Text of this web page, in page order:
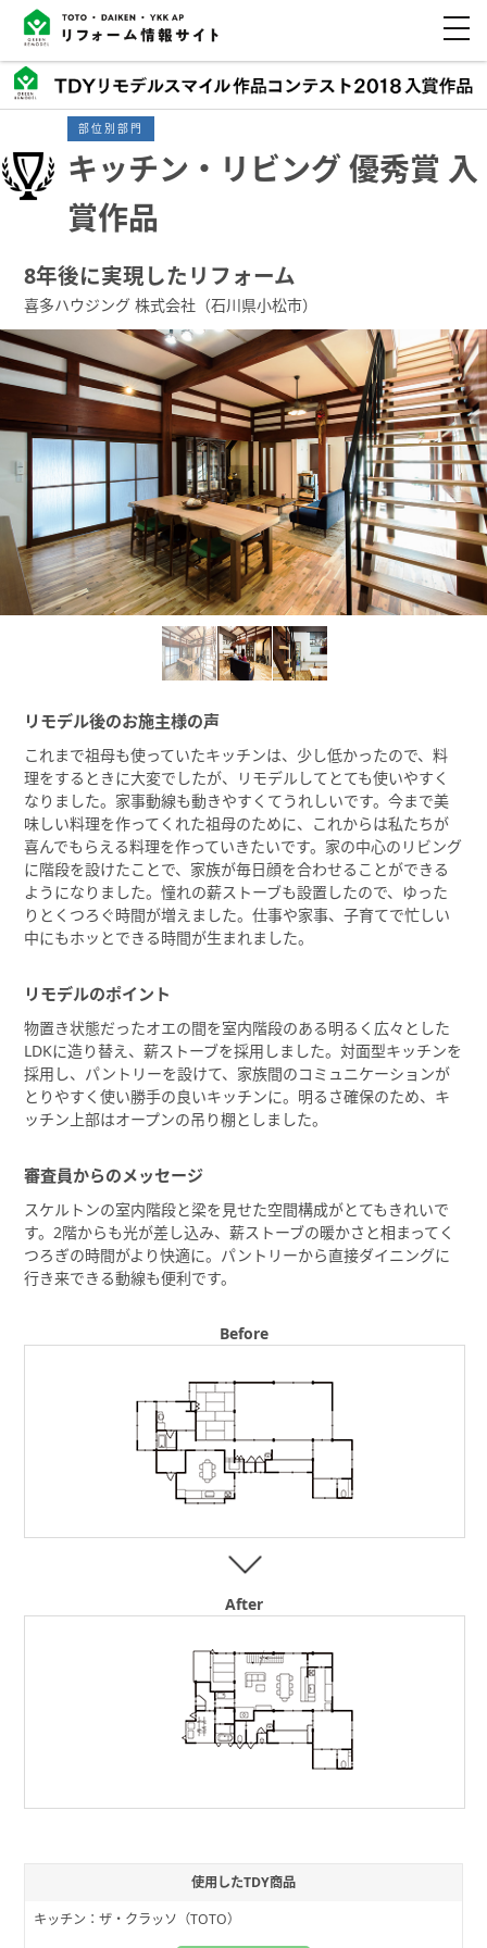
部位別部門
キッチン・リビング 優秀賞 入
賞作品
8年後に実現したリフォーム
喜多ハウジング 株式会社（石川県小松市）
リモデル後のお施主様の声
これまで祖母も使っていたキッチンは、少し低かったので、料
理をするときに大変でしたが、リモデルしてとても使いやすく
なりました。家事動線も動きやすくてうれしいです。今まで美
味しい料理を作ってくれた祖母のために、これからは私たちが
喜んでもらえる料理を作っていきたいです。家の中心のリビング
に階段を設けたことで、家族が毎日顔を合わせることができる
ようになりました。憧れの薪ストーブも設置したので、ゆった
りとくつろぐ時間が増えました。仕事や家事、子育てで忙しい
中にもホッとできる時間が生まれました。
リモデルのポイント
物置き状態だったオエの間を室内階段のある明るく広々とした
LDKに造り替え、薪ストーブを採用しました。対面型キッチンを
採用し、パントリーを設けて、家族間のコミュニケーションが
とりやすく使い勝手の良いキッチンに。明るさ確保のため、キ
ッチン上部はオープンの吊り棚としました。
審査員からのメッセージ
スケルトンの室内階段と梁を見せた空間構成がとてもきれいで
す。2階からも光が差し込み、薪ストーブの暖かさと相まってく
つろぎの時間がより快適に。パントリーから直接ダイニングに
行き来できる動線も便利です。
Before
After
使用したTDY商品
キッチン：ザ・クラッソ（TOTO）